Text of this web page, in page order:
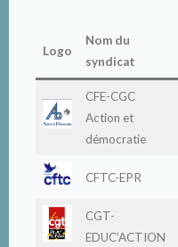
Logo
Nom du
syndicat
CFE-CGC
Action et
démocratie
CFTC-EPR
CGT-
EDUC’ACTION